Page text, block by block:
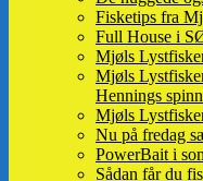
Fisketips fra
Full House i
Mjøls
Mjøls
Hennings
Mjøls
Nu på fredag
PowerBait i
Sådan får du